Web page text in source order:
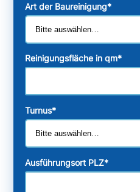
Art der Baureinigung*
Reinigungsfläche in qm*
Turnus*
Ausführungsort PLZ*